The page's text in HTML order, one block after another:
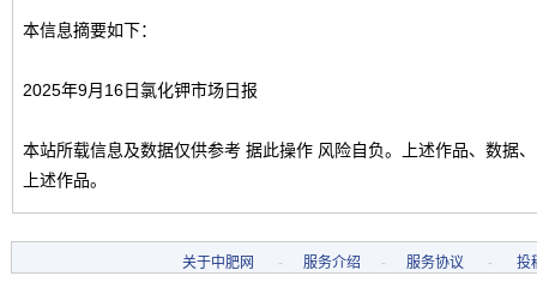
本信息摘要如下：
2025年9月16日氯化钾市场日报
本站所载信息及数据仅供参考 据此操作 风险自负。上述作品、数据
上述作品。
关于中肥网 - 服务介绍 - 服务协议 - 投